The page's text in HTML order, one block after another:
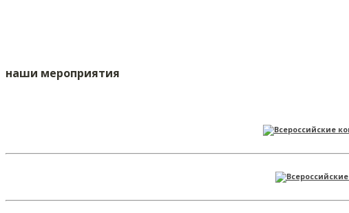
наши мероприятия